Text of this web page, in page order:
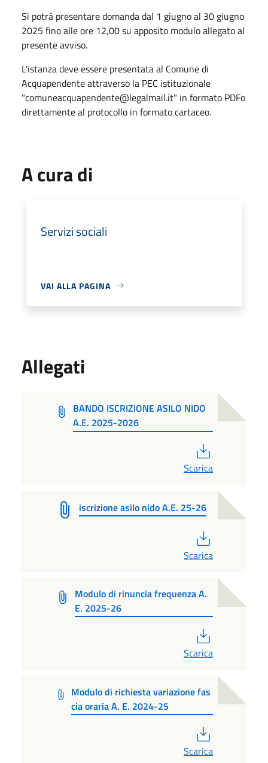
Si potrà presentare domanda dal 1 giugno al 30 giugno
2025 fino alle ore 12,00 su apposito modulo allegato al
presente avviso.
L'istanza deve essere presentata al Comune di
Acquapendente attraverso la PEC istituzionale
"comuneacquapendente@legalmail.it" in formato PDFo
direttamente al protocollo in formato cartaceo.
A cura di
Servizi sociali
VAI ALLA PAGINA
Allegati
BANDO ISCRIZIONE ASILO NIDO
A.E. 2025-2026
Scarica
iscrizione asilo nido A.E. 25-26
Scarica
Modulo di rinuncia frequenza A.
E. 2025-26
Scarica
Modulo di richiesta variazione fas
cia oraria A. E. 2024-25
Scarica